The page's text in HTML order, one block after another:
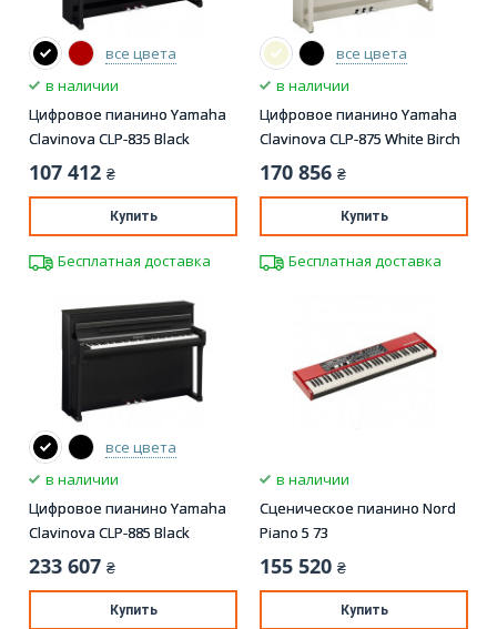
все цвета
в наличии
Цифровое пианино Yamaha
Clavinova CLP-835 Black
107 412 ₴
Купить
Бесплатная доставка
все цвета
в наличии
Цифровое пианино Yamaha
Clavinova CLP-875 White Birch
170 856 ₴
Купить
Бесплатная доставка
все цвета
в наличии
Цифровое пианино Yamaha
Clavinova CLP-885 Black
233 607 ₴
Купить
в наличии
Сценическое пианино Nord
Piano 5 73
155 520 ₴
Купить